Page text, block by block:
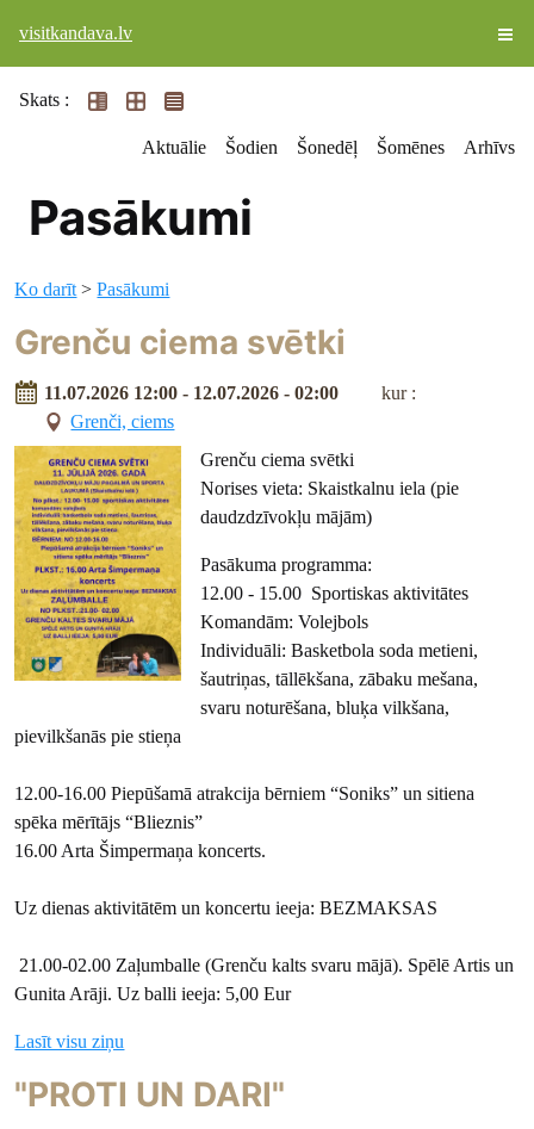
visitkandava.lv
Skats :
Aktuālie Šodien Šonedēļ Šomēnes Arhīvs
Pasākumi
Ko darīt >Pasākumi
Grenču ciema svētki
11.07.2026 12:00 - 12.07.2026 - 02:00
kur :
Grenči, ciems
Grenču ciema svētki
Norises vieta: Skaistkalnu iela (pie
daudzdzīvokļu mājām)
Pasākuma programma:
12.00 - 15.00 Sportiskas aktivitātes
Komandām: Volejbols
Individuāli: Basketbola soda metieni,
šautriņas, tāllēkšana, zābaku mešana,
svaru noturēšana, bluķa vilkšana,
pievilkšanās pie stieņa
12.00-16.00 Piepūšamā atrakcija bērniem “Soniks” un sitiena
spēka mērītājs “Blieznis”
16.00 Arta Šimpermaņa koncerts.
Uz dienas aktivitātēm un koncertu ieeja: BEZMAKSAS
21.00-02.00 Zaļumballe (Grenču kalts svaru mājā). Spēlē Artis un
Gunita Arāji. Uz balli ieeja: 5,00 Eur
Lasīt visu ziņu
"PROTI UN DARI"